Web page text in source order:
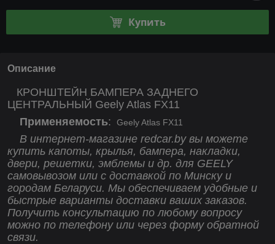
Купить
Описание
КРОНШТЕЙН БАМПЕРА ЗАДНЕГО
ЦЕНТРАЛЬНЫЙ Geely Atlas FX11
Применяемость: Geely Atlas FX11
В интернет-магазине redcar.by вы можете
купить капоты, крылья, бампера, накладки,
двери, решетки, эмблемы и др. для GEELY
самовывозом или с доставкой по Минску и
городам Беларуси. Мы обеспечиваем удобные и
быстрые варианты доставки ваших заказов.
Получить консультацию по любому вопросу
можно по телефону или через форму обратной
связи.